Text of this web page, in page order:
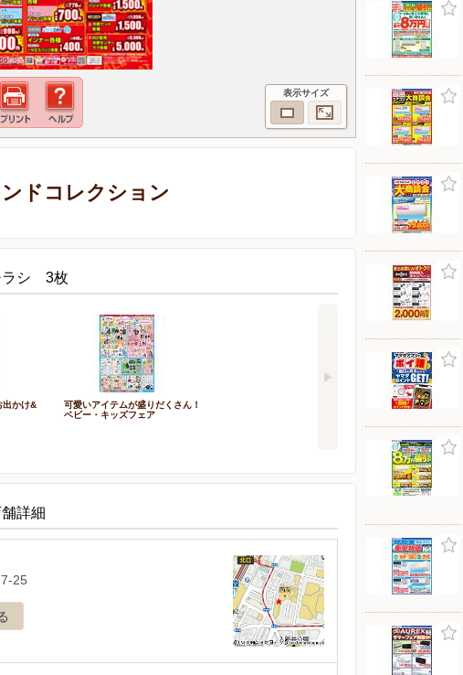
表示サイズ
ドコレクション
ラシ 3枚
出かけ&
可愛いアイテムが盛りだくさん！
ベビー・キッズフェア
詳細
25